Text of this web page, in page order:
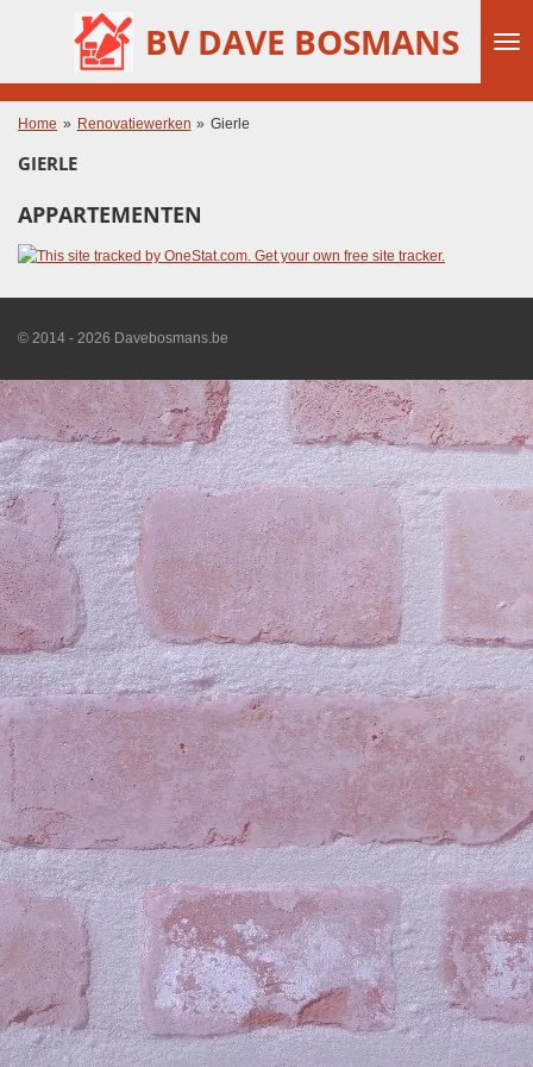
de
hoofdinhoud
BV DAVE BOSMANS
Home » Renovatiewerken » Gierle
GIERLE
APPARTEMENTEN
© 2014 - 2026 Davebosmans.be